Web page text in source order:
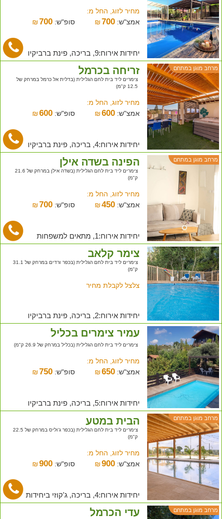
מחיר לזוג, החל מ:
אמצ"ש:
₪700 סופ"ש: ₪ 700
יחידות אירוח:9, בריכה, פינת ברביקיו
מרחב מוגן במתחם זריחה בכרמל
צימרים ליד בית לחם הגלילית (בדלית אל כרמל במרחק של
12.5 ק"מ)
מחיר לזוג, החל מ:
אמצ"ש:
₪600 סופ"ש: ₪ 600
יחידות אירוח:4, בריכה, פינת ברביקיו
מרחב מוגן במתחם הפינה בשדה אילן
צימרים ליד בית לחם הגלילית (בשדה אילן במרחק של 21.6
ק"מ)
מחיר לזוג, החל מ:
אמצ"ש:
₪450 סופ"ש: ₪ 700
יחידות אירוח:1, מתאים למשפחות
צימר קלאב
צימרים ליד בית לחם הגלילית (בכפר ורדים במרחק של 31.1
ק"מ)
צלצל לקבלת מחיר
יחידות אירוח:2, בריכה, פינת ברביקיו
עמיר צימרים בכליל
צימרים ליד בית לחם הגלילית (בכליל במרחק של 26.9 ק"מ)
מחיר לזוג, החל מ:
אמצ"ש:
₪650 סופ"ש: ₪ 750
יחידות אירוח:5, בריכה, פינת ברביקיו
מרחב מוגן במתחם הבית במטע
צימרים ליד בית לחם הגלילית (בכפר ג'וליס במרחק של 22.5
ק"מ)
מחיר לזוג, החל מ:
אמצ"ש:
₪900 סופ"ש: ₪ 900
יחידות אירוח:4, בריכה, ג'קוזי ביחידות
מרחב מוגן במתחם עדי הכרמל